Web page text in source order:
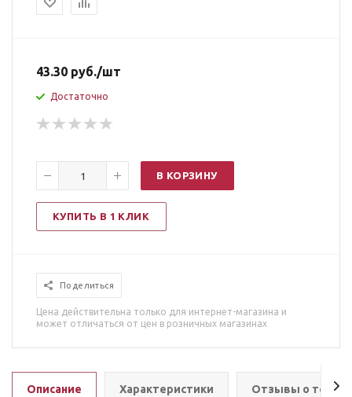
43.30 руб./шт
Достаточно
В КОРЗИНУ
КУПИТЬ В 1 КЛИК
Поделиться
Цена действительна только для интернет-магазина и
может отличаться от цен в розничных магазинах
Описание Характеристики Отзывы о